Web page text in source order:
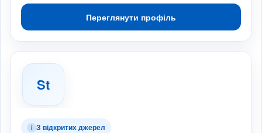
Переглянути профіль
St
i З відкритих джерел